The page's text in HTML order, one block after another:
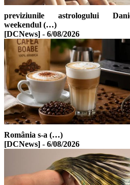
previziunile astrologului
weekendul (…)
[DCNews] - 6/08/2026
România s-a (…)
[DCNews] - 6/08/2026